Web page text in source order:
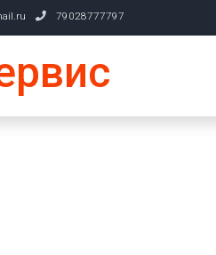
79028777797